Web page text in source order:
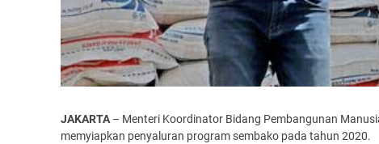
JAKARTA – Menteri Koordinator Bidang Pembangunan
memyiapkan penyaluran program sembako pada tahun 2020.